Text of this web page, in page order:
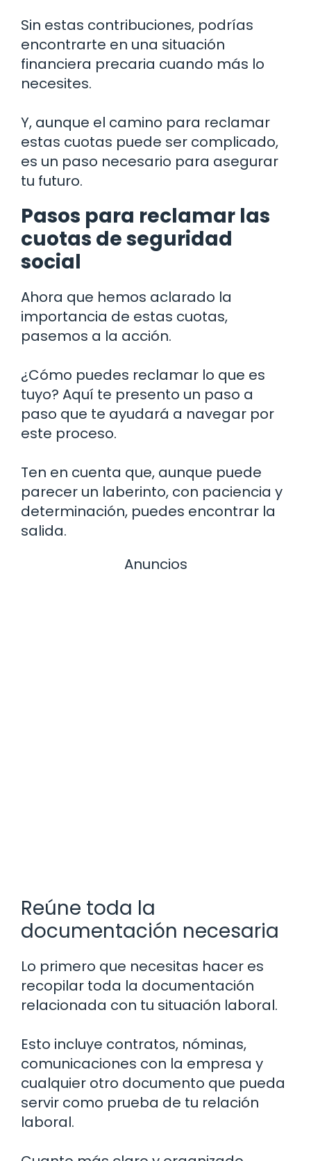
Sin estas contribuciones, podrías
encontrarte en una situación
financiera precaria cuando más lo
necesites.
Y, aunque el camino para reclamar
estas cuotas puede ser complicado,
es un paso necesario para asegurar
tu futuro.
Pasos para reclamar las
cuotas de seguridad
social
Ahora que hemos aclarado la
importancia de estas cuotas,
pasemos a la acción.
¿Cómo puedes reclamar lo que es
tuyo? Aquí te presento un paso a
paso que te ayudará a navegar por
este proceso.
Ten en cuenta que, aunque puede
parecer un laberinto, con paciencia y
determinación, puedes encontrar la
salida.
Anuncios
Reúne toda la
documentación necesaria
Lo primero que necesitas hacer es
recopilar toda la documentación
relacionada con tu situación laboral.
Esto incluye contratos, nóminas,
comunicaciones con la empresa y
cualquier otro documento que pueda
servir como prueba de tu relación
laboral.